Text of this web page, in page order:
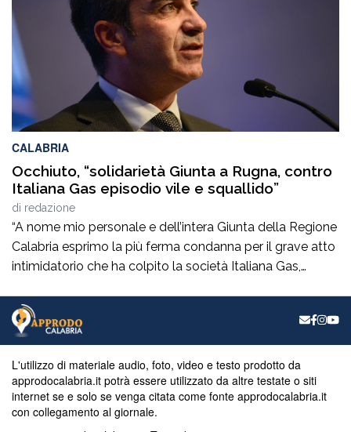
ricordata con rispetto […]
CALABRIA
Occhiuto, “solidarietà Giunta a Rugna, contro
Italiana Gas episodio vile e squallido”
di redazione
“A nome mio personale e dell’intera Giunta della Regione
Calabria esprimo la più ferma condanna per il grave atto
intimidatorio che ha colpito la società Italiana Gas,
Rugna.Si tratta di un episodio vile e squallido, che
colpisce un’impresa impegnata quotidianamente nella
realizzazione di opere importanti per il territorio […]
L'utilizzo di materiale audio, foto, video e testo prodotto da
approdocalabria.it potrà essere utilizzato da altre testate o siti
internet se e solo se venga citata come fonte approdocalabria.it
con collegamento al giornale.